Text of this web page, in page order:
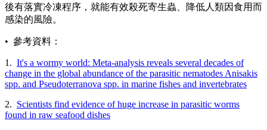
後有落實冷凍程序，就能有效殺死寄生蟲、降低人類因食用而
感染的風險。
• 參考資料：
1. It's a wormy world: Meta-analysis reveals several decades of
change in the global abundance of the parasitic nematodes Anisakis
spp. and Pseudoterranova spp. in marine fishes and invertebrates
2. Scientists find evidence of huge increase in parasitic worms
found in raw seafood dishes